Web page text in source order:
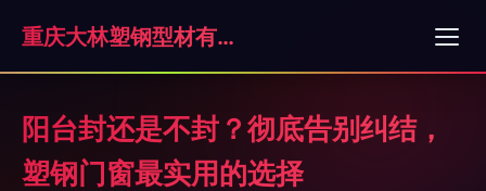
重庆大林塑钢型材有限公司
阳台封还是不封？彻底告别纠结，
塑钢门窗最实用的选择